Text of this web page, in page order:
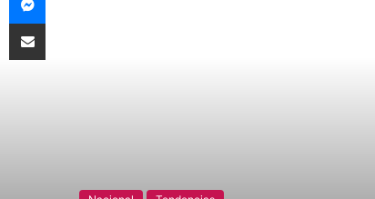
Compartir vía Email